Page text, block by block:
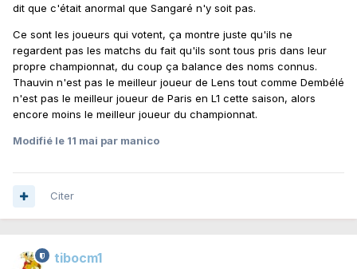
dit que c'était anormal que Sangaré n'y soit pas.
Ce sont les joueurs qui votent, ça montre juste qu'ils ne
regardent pas les matchs du fait qu'ils sont tous pris dans leur
propre championnat, du coup ça balance des noms connus.
Thauvin n'est pas le meilleur joueur de Lens tout comme Dembélé
n'est pas le meilleur joueur de Paris en L1 cette saison, alors
encore moins le meilleur joueur du championnat.
Modifié le 11 mai par manico
Citer
tibocm1